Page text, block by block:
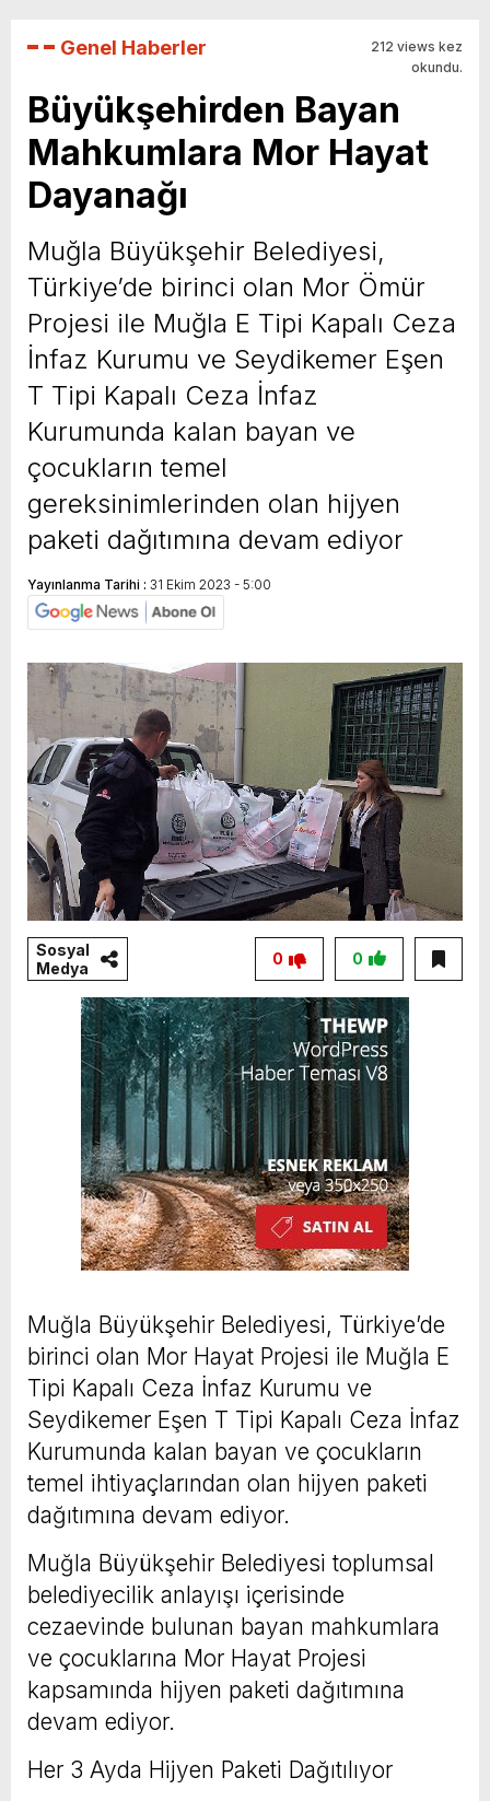
Genel Haberler
212 views kez
okundu.
Büyükşehirden Bayan
Mahkumlara Mor Hayat
Dayanağı
Muğla Büyükşehir Belediyesi,
Türkiye’de birinci olan Mor Ömür
Projesi ile Muğla E Tipi Kapalı Ceza
İnfaz Kurumu ve Seydikemer Eşen
T Tipi Kapalı Ceza İnfaz
Kurumunda kalan bayan ve
çocukların temel
gereksinimlerinden olan hijyen
paketi dağıtımına devam ediyor
Yayınlanma Tarihi : 31 Ekim 2023 - 5:00
Sosyal
Medya
0
0
Muğla Büyükşehir Belediyesi, Türkiye’de
birinci olan Mor Hayat Projesi ile Muğla E
Tipi Kapalı Ceza İnfaz Kurumu ve
Seydikemer Eşen T Tipi Kapalı Ceza İnfaz
Kurumunda kalan bayan ve çocukların
temel ihtiyaçlarından olan hijyen paketi
dağıtımına devam ediyor.
Muğla Büyükşehir Belediyesi toplumsal
belediyecilik anlayışı içerisinde
cezaevinde bulunan bayan mahkumlara
ve çocuklarına Mor Hayat Projesi
kapsamında hijyen paketi dağıtımına
devam ediyor.
Her 3 Ayda Hijyen Paketi Dağıtılıyor